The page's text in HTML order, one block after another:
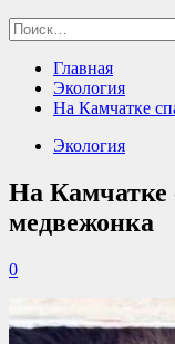
Найти:
Главная
Экология
На Камчатке
Экология
На Камчатке
медвежонка
0